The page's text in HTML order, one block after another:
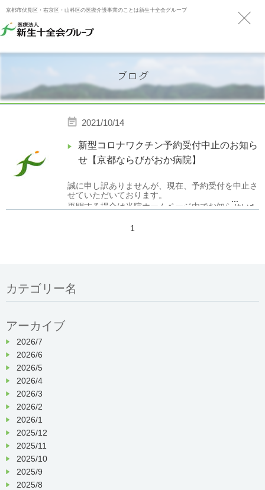
京都市伏見区・右京区・山科区の医療介護事業のことは新生十全会グループ
ブログ
2021/10/14
新型コロナワクチン予約受付中止のお知ら
せ【京都ならびがおか病院】
誠に申し訳ありませんが、現在、予約受付を中止さ
せていただいております。
再開する場合は当院ホームページ内でお知らせいた
...
1
カテゴリー名
アーカイブ
2026/7
2026/6
2026/5
2026/4
2026/3
2026/2
2026/1
2025/12
2025/11
2025/10
2025/9
2025/8